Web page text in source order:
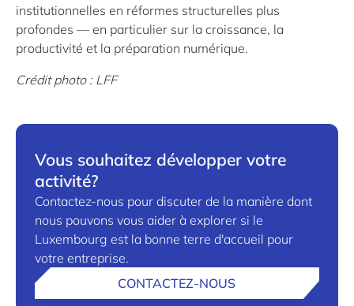
institutionnelles en réformes structurelles plus
profondes — en particulier sur la croissance, la
productivité et la préparation numérique.
Crédit photo : LFF
Vous souhaitez développer votre
activité?
Contactez-nous pour discuter de la manière dont
nous pouvons vous aider à explorer si le
Luxembourg est la bonne terre d'accueil pour
votre entreprise.
CONTACTEZ-NOUS